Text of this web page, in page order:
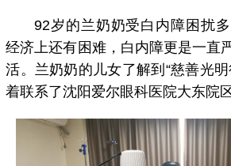
92岁的兰奶奶受白内障困扰多
经济上还有困难，白内障更是一直
活。兰奶奶的儿女了解到“慈善光
着联系了沈阳爱尔眼科医院大东院